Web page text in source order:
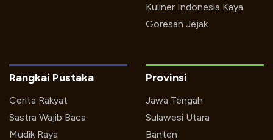
Kuliner Indonesia Kaya
Goresan Jejak
Rangkai Pustaka
Cerita Rakyat
Sastra Wajib Baca
Mudik Raya
Provinsi
Jawa Tengah
Sulawesi Utara
Banten